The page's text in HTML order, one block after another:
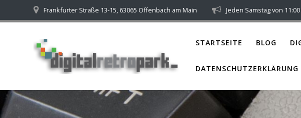
to
Frankfurter Straße 13-15, 63065 Offenbach am Main Jeden Samstag von
STARTSEITE BLOG
DATENSCHUTZERKLÄRUNG